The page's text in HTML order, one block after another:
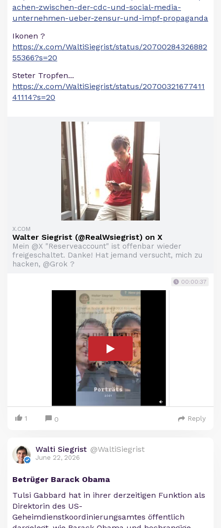
achen-zwischen-der-cdc-und-social-media-
unternehmen-ueber-zensur-und-impf-propaganda
Ikonen ?
https://x.com/WaltiSiegrist/status/20700284326882
55366?s=20
Steter Tropfen...
https://x.com/WaltiSiegrist/status/20700321677411
41114?s=20
X.COM
Walter Siegrist (@RealWsiegrist) on X
Mein @X "Reserveaccount" ist offenbar wieder
freigeschaltet. Danke! Hat jemand versucht, mich zu
hacken, @Grok ?
00:00:37
1 0 Reply
Walti Siegrist @WaltiSiegrist
June 22, 2026
Betrüger Barack Obama
Tulsi Gabbard hat in ihrer derzeitigen Funktion als
Direktorin des US-
Geheimdienstkoordinierungsamtes öffentlich